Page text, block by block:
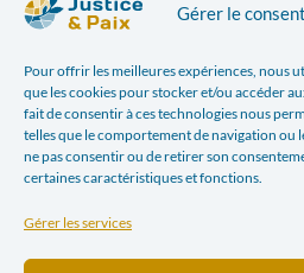
Gérer le
Pour offrir les meilleures expériences, nous
que les cookies pour stocker et/ou accéder
fait de consentir à ces technologies nous
telles que le comportement de navigation ou
ne pas consentir ou de retirer son
certaines caractéristiques et fonctions.
Gérer les services
Depuis de nombreuses années,
avec ses partenaires péruviens
organisations belges et